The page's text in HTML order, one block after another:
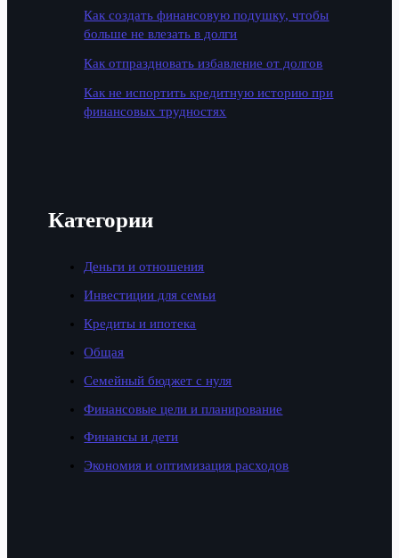
Как создать финансовую подушку, чтобы
больше не влезать в долги
Как отпраздновать избавление от долгов
Как не испортить кредитную историю при
финансовых трудностях
Категории
Деньги и отношения
Инвестиции для семьи
Кредиты и ипотека
Общая
Семейный бюджет с нуля
Финансовые цели и планирование
Финансы и дети
Экономия и оптимизация расходов